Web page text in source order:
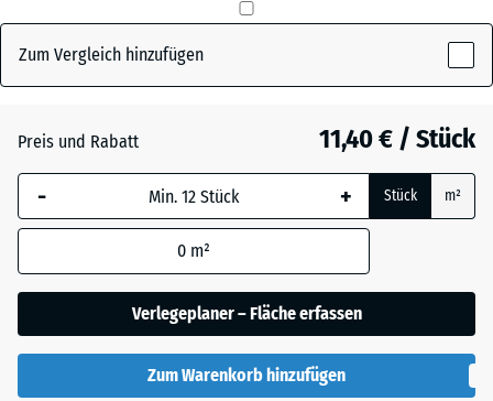
Ziegelrot(active)
+ 0,50 €
x
540
Die gewählte, blau
umrandete
Abmessung wird
Produktdaten nicht
anders angegeben)
für die
Bedarfsberechnung
Zum Vergleich hinzufügen
Preis und Rabatt 11,40 € / Stück
- + Stück m²
0 m²
Verlegeplaner – Fläche erfassen
Zum Warenkorb hinzufügen